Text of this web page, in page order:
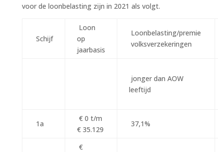
voor de loonbelasting zijn in 2021 als volgt.
Schijf
Loon
op
jaarbasis
Loonbelasting/premie
volksverzekeringen
jonger dan AOW
leeftijd
1a
€ 0 t/m
€ 35.129
37,1%
€